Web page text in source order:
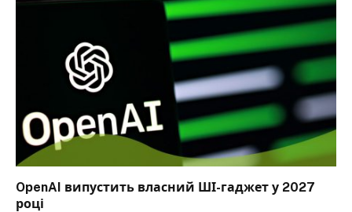
OpenAI випустить власний ШІ-гаджет у 2027
році